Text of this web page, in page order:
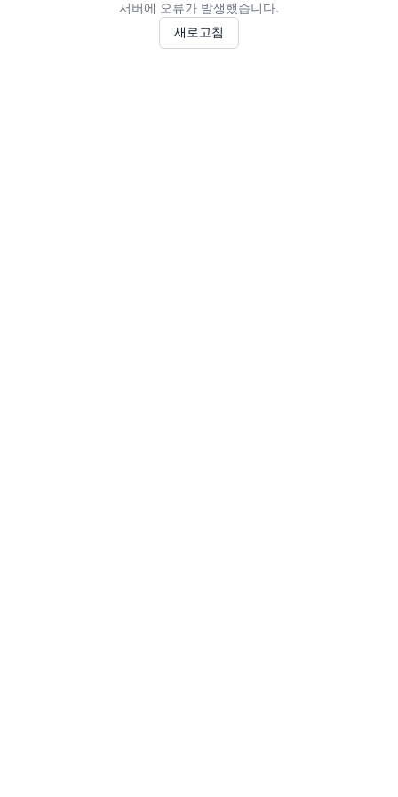
서버에 오류가 발생했습니다.
새로고침